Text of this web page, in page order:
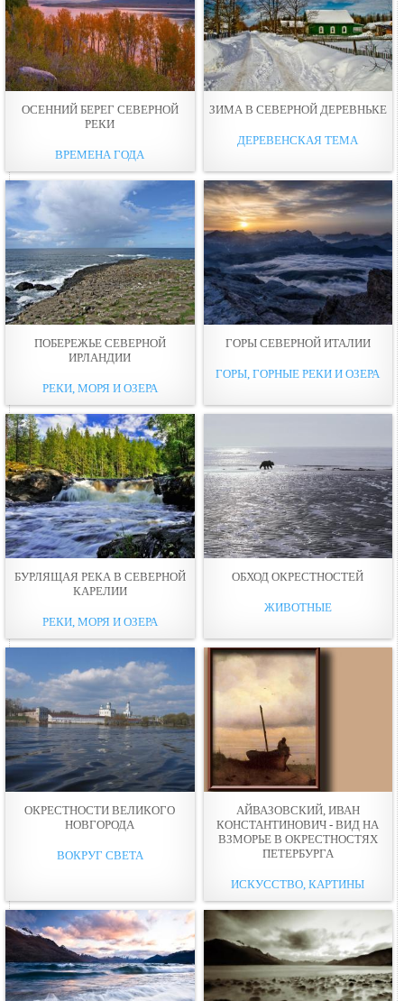
ОСЕННИЙ БЕРЕГ СЕВЕРНОЙ
РЕКИ
ВРЕМЕНА ГОДА
ЗИМА В СЕВЕРНОЙ ДЕРЕВНЬКЕ
ДЕРЕВЕНСКАЯ ТЕМА
ПОБЕРЕЖЬЕ СЕВЕРНОЙ
ИРЛАНДИИ
РЕКИ, МОРЯ И ОЗЕРА
ГОРЫ СЕВЕРНОЙ ИТАЛИИ
ГОРЫ, ГОРНЫЕ РЕКИ И ОЗЕРА
БУРЛЯЩАЯ РЕКА В СЕВЕРНОЙ
КАРЕЛИИ
РЕКИ, МОРЯ И ОЗЕРА
ОБХОД ОКРЕСТНОСТЕЙ
ЖИВОТНЫЕ
ОКРЕСТНОСТИ ВЕЛИКОГО
НОВГОРОДА
ВОКРУГ СВЕТА
АЙВАЗОВСКИЙ, ИВАН
КОНСТАНТИНОВИЧ - ВИД НА
ВЗМОРЬЕ В ОКРЕСТНОСТЯХ
ПЕТЕРБУРГА
ИСКУССТВО, КАРТИНЫ